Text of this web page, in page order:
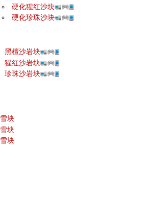
硬化猩红沙块
硬化珍珠沙块
黑檀沙岩块
猩红沙岩块
珍珠沙岩块
块
块
块